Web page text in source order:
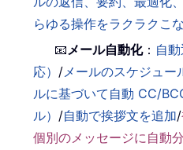
らゆる操作をラクラクこな
📧 メール自動化： 自
応） / メールのスケジュー
ルに基づいて自動 CC/
ル） /自動で挨拶文を追加/
個別のメッセージに自動